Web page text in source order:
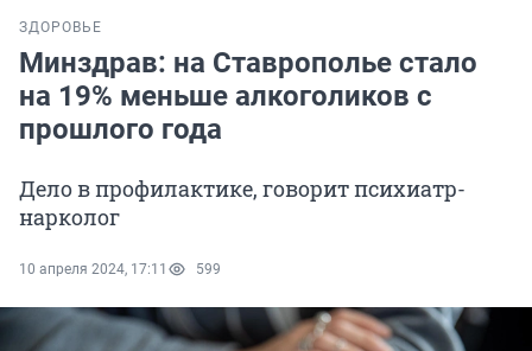
ЗДОРОВЬЕ
Минздрав: на Ставрополье стало
на 19% меньше алкоголиков с
прошлого года
Дело в профилактике, говорит психиатр-
нарколог
10 апреля 2024, 17:11 599